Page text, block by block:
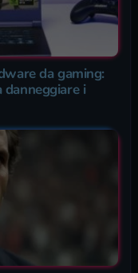
da gaming:
danneggiare i